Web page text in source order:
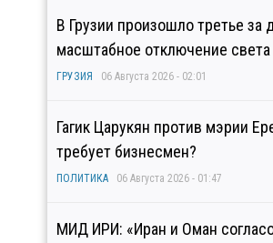
В Грузии произошло третье за
масштабное отключение света
ГРУЗИЯ 06 Августа 2026 - 02:01
Гагик Царукян против мэрии
требует бизнесмен?
ПОЛИТИКА 06 Августа 2026 - 01:47
МИД ИРИ: «Иран и Оман